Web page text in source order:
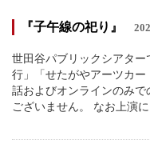
『子午線の祀り』
世田谷パブリックシアタ
行」「せたがやアーツカ
話およびオンラインのみ
ございません。 なお上演